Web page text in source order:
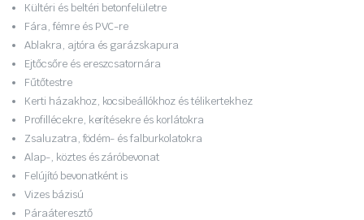
950 Ft.
990 Ft.
Kültéri és beltéri betonfelületre
Fára, fémre és PVC-re
Ablakra, ajtóra és garázskapura
Ejtőcsőre és ereszcsatornára
Fűtőtestre
Kerti házakhoz, kocsibeállókhoz és télikertekhez
Profillécekre, kerítésekre és korlátokra
Zsaluzatra, födém- és falburkolatokra
Alap-, köztes és záróbevonat
Felújító bevonatként is
Vizes bázisú
Páraáteresztő